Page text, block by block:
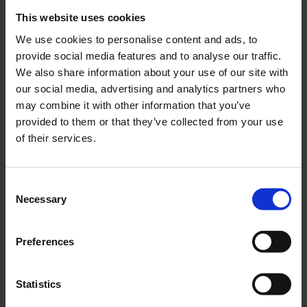
This website uses cookies
We use cookies to personalise content and ads, to
provide social media features and to analyse our traffic.
We also share information about your use of our site with
our social media, advertising and analytics partners who
may combine it with other information that you’ve
provided to them or that they’ve collected from your use
of their services.
Necessary
Preferences
Statistics
komplett
Komplett system till
HOA013-K03-55-302
1 095KR
2-5 vardagar
039408
5KR
2-5 vardagar